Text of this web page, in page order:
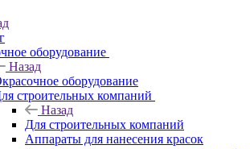
оборудование
Назад
оборудование
строительных компаний
Назад
Для строительных компаний
Аппараты для нанесения красок